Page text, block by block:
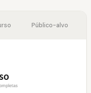
Público-alvo